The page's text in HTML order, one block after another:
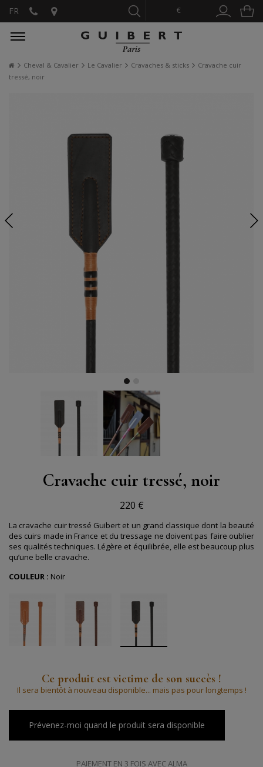
€
FR
Cheval & Cavalier Le Cavalier Cravaches & sticks
Cravache cuir
tressé, noir
Cravache cuir tressé, noir
220 €
La cravache cuir tressé Guibert et un grand classique dont la beauté
des cuirs made in France et du tressage ne doivent pas faire oublier
ses qualités techniques. Légère et équilibrée, elle est beaucoup plus
qu’une belle cravache.
COULEUR : Noir
Ce produit est victime de son succès !
Il sera bientôt à nouveau disponible... mais pas pour longtemps !
Prévenez-moi quand le produit sera disponible
PAIEMENT EN 3 FOIS AVEC ALMA